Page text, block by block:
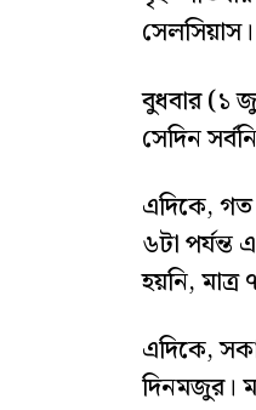
বুধবার (১
সেদিন
এদিকে, গত
৬টা পর্যন্ত
হয়নি,
এদিকে,
দিনমজুর।